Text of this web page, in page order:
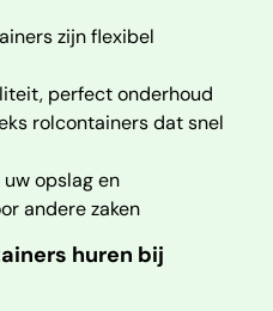
zijn flexibel
perfect onderhoud
rolcontainers dat snel
opslag en
andere zaken
huren bij